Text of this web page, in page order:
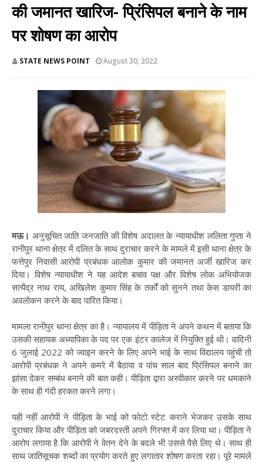
की जमानत खारिज- प्रिंसिपल बनाने के नाम
पर शोषण का आरोप
STATE NEWS POINT August 30, 2022
मऊ। अनुसूचित जाति जनजाति की विशेष अदालत के न्यायाधीश ललिता गुप्ता ने
रानीपुर थाना क्षेत्र में दलित के साथ दुराचार करने के मामले में इसी थाना क्षेत्र के
फत्तेपुर निवासी आरोपी प्रबंधक आलोक कुमार की जमानत अर्जी खारिज कर
दिया। विशेष न्यायाधीश ने यह आदेश बचाव पक्ष और विशेष लोक अभियोजक
सत्येंद्र नाथ राय, अखिलेश कुमार सिंह के तर्कों को सुनने तथा केस डायरी का
अवलोकन करने के बाद पारित किया।
मामला रानीपुर थाना क्षेत्र का है। न्यायालय में पीड़िता ने अपने कथन में बताया कि
उसकी सहायक अध्यापिका के पद पर एक इंटर कालेज में नियुक्ति हुई थी। वादिनी
6 जुलाई 2022 को ज्वाइन करने के लिए अपने भाई के साथ विद्यालय पहुंची तो
आरोपी प्रबंधक ने अपने कमरे में बैठाया व पांच साल बाद प्रिंसिपल बनाने का
झांसा देकर सम्बंध बनाने की बात कही। पीड़िता द्वारा अस्वीकार करने पर धमकाने
के साथ ही गंदी हरकत करने लगा।
यही नहीं आरोपी ने पीड़िता के भाई को फोटो स्टेट कराने भेजकर उसके साथ
दुराचार किया और पीड़िता को जबरदस्ती अपने गिरफ्त में कर लिया था। पीड़िता ने
आरोप लगाया है कि आरोपी ने वेतन देने के बदले भी उससे पैसे लिए थे। साथ ही
साथ जातिसूचक शब्दों का प्रयोग करते हुए लगातार शोषण करता रहा। पूरे मामले